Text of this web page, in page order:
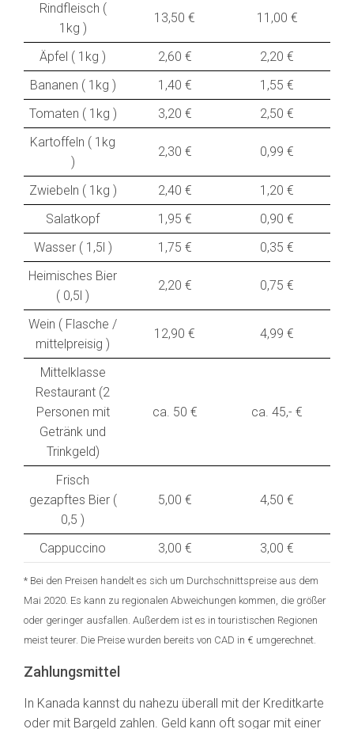
Rindfleisch (
1kg )
13,50 € 11,00 €
Äpfel ( 1kg ) 2,60 €
2,20 €
Bananen ( 1kg )
1,40 €
1,55 €
Tomaten ( 1kg )
3,20 €
2,50 €
Kartoffeln ( 1kg
)
2,30 € 0,99 €
Zwiebeln ( 1kg ) 2,40 €
1,20 €
Salatkopf
1,95 €
0,90 €
Wasser ( 1,5l )
1,75 €
0,35 €
Heimisches Bier
( 0,5l )
2,20 € 0,75 €
Wein ( Flasche /
mittelpreisig )
12,90 € 4,99 €
Mittelklasse
Restaurant (2
Personen mit
Getränk und
Trinkgeld)
ca. 50 € ca. 45,- €
Frisch
gezapftes Bier (
0,5 )
5,00 € 4,50 €
Cappuccino 3,00 € 3,00 €
* Bei den Preisen handelt es sich um Durchschnittspreise aus dem
Mai 2020. Es kann zu regionalen Abweichungen kommen, die größer
oder geringer ausfallen. Außerdem ist es in touristischen Regionen
meist teurer. Die Preise wurden bereits von CAD in € umgerechnet.
Zahlungsmittel
In Kanada kannst du nahezu überall mit der Kreditkarte
oder mit Bargeld zahlen. Geld kann oft sogar mit einer